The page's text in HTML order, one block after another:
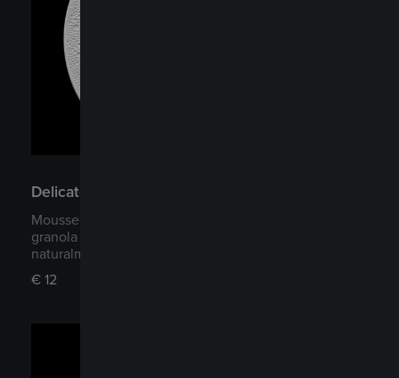
Delicato
Mousse al mango, cuore di mango fresco e lime,
granola artigianale. Un dessert delicato, vibrante e
naturalmente senza lattosio e senza glutine.
€ 12